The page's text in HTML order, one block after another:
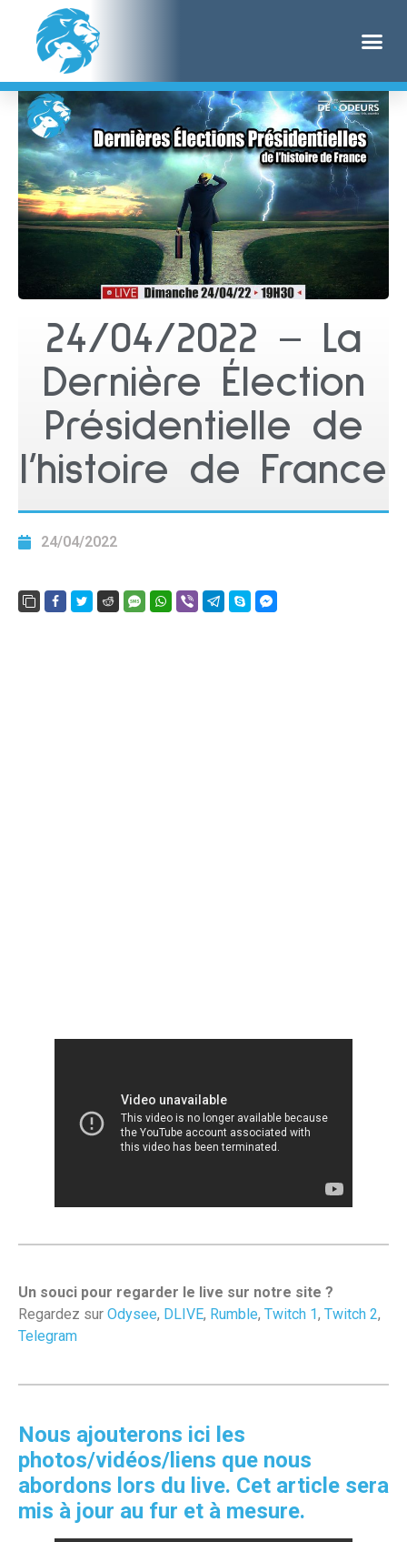
24/04/2022 – La
Dernière Élection
Présidentielle de
l’histoire de France
24/04/2022
Un souci pour regarder le live sur notre site ?
Regardez sur Odysee, DLIVE, Rumble, Twitch 1, Twitch 2,
Telegram
Nous ajouterons ici les
photos/vidéos/liens que nous
abordons lors du live. Cet article sera
mis à jour au fur et à mesure.